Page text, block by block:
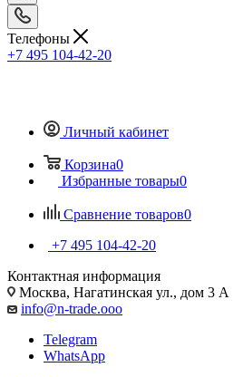
Телефоны
+7 495 104-42-20
Личный кабинет
Корзина0
Избранные товары0
Сравнение товаров0
+7 495 104-42-20
Контактная информация
Москва, Нагатинская ул., дом 3 А
info@n-trade.ooo
Telegram
WhatsApp